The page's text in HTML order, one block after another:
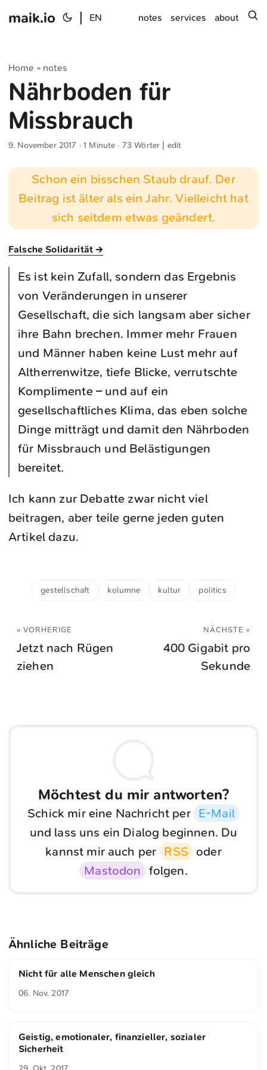
maik.io EN notes services about
Home » notes
Nährboden für
Missbrauch
9. November 2017 · 1 Minute · 73 Wörter | edit
Schon ein bisschen Staub drauf. Der
Beitrag ist älter als ein Jahr. Vielleicht hat
sich seitdem etwas geändert.
Falsche Solidarität →
Es ist kein Zufall, sondern das Ergebnis
von Veränderungen in unserer
Gesellschaft, die sich langsam aber sicher
ihre Bahn brechen. Immer mehr Frauen
und Männer haben keine Lust mehr auf
Altherrenwitze, tiefe Blicke, verrutschte
Komplimente – und auf ein
gesellschaftliches Klima, das eben solche
Dinge mitträgt und damit den Nährboden
für Missbrauch und Belästigungen
bereitet.
Ich kann zur Debatte zwar nicht viel
beitragen, aber teile gerne jeden guten
Artikel dazu.
gestellschaft kolumne kultur politics
« VORHERIGE
Jetzt nach Rügen
ziehen
NÄCHSTE »
400 Gigabit pro
Sekunde
Möchtest du mir antworten?
Schick mir eine Nachricht per E-Mail
und lass uns ein Dialog beginnen. Du
kannst mir auch per RSS oder
Mastodon folgen.
Ähnliche Beiträge
Nicht für alle Menschen gleich
06. Nov. 2017
Geistig, emotionaler, finanzieller, sozialer
Sicherheit